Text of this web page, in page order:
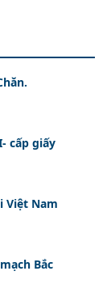
cấp giấy
Việt Nam
Bắc